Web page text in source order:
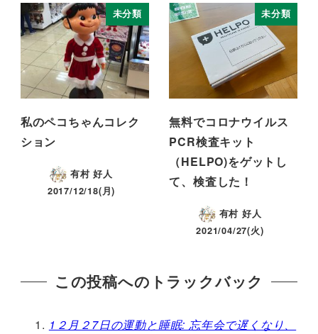
未分類
私のペコちゃんコレク
ション
有村 好人
2017/12/18(月)
未分類
無料でコロナウイルス
PCR検査キット
（HELPO)をゲットし
て、検査した！
有村 好人
2021/04/27(火)
この投稿へのトラックバック
1２月２7日の運動と睡眠: 忘年会で遅くなり、